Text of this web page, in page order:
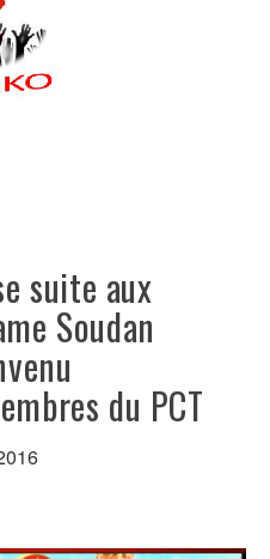
suite aux
Soudan
du PCT